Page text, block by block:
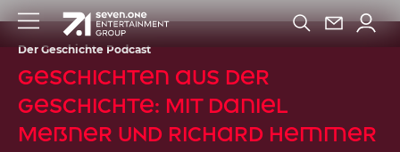
Der Geschichte Podcast
Geschichten aus der
Geschichte: Mit Daniel
Meßner und Richard Hemmer